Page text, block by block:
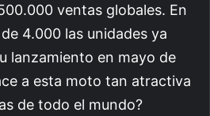
ventas globales. En
4.000 las unidades ya
lanzamiento en mayo de
a esta moto tan atractiva
de todo el mundo?